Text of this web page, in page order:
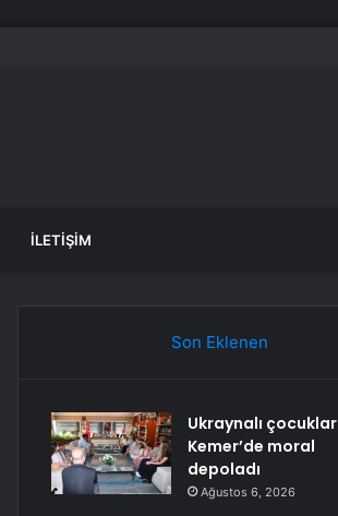
İLETIŞIM
Son Eklenen
Ukraynalı çocuklar
Kemer’de moral
depoladı
Ağustos 6, 2026